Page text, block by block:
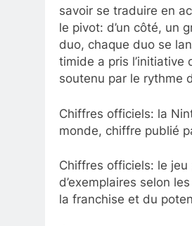
savoir se traduire en
le pivot: d’un côté, un
duo, chaque duo se
timide a pris
soutenu par le rythme
Chiffres officiels: la
monde, chiffre publié
Chiffres officiels: le jeu
d’exemplaires selon
la franchise et du